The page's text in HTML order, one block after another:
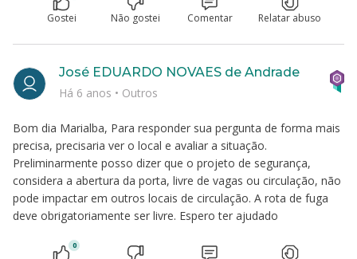
Gostei Não gostei Comentar Relatar abuso
Bom dia Marialba, Para responder sua pergunta de forma mais
precisa, precisaria ver o local e avaliar a situação.
Preliminarmente posso dizer que o projeto de segurança,
considera a abertura da porta, livre de vagas ou circulação, não
pode impactar em outros locais de circulação. A rota de fuga
deve obrigatoriamente ser livre. Espero ter ajudado
José EDUARDO NOVAES de Andrade
Há 6 anos • Outros
0